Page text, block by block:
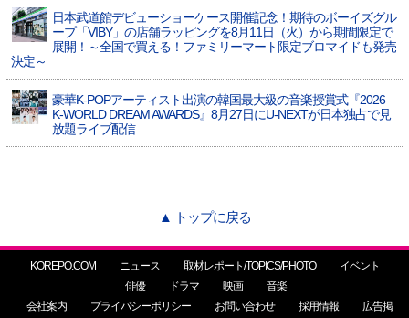
日本武道館デビューショーケース開催記念！期待のボーイズグル
ープ「VIBY」の店舗ラッピングを8月11日（火）から期間限定で
展開！～全国で買える！ファミリーマート限定ブロマイドも発売
決定～
豪華K-POPアーティスト出演の韓国最大級の音楽授賞式『2026
K-WORLD DREAM AWARDS』8月27日にU-NEXTが日本独占で見
放題ライブ配信
▲ トップに戻る
KOREPO.COM ニュース 取材レポート/TOPICS/PHOTO
イベント
俳優
ドラマ 映画
音楽
会社案内
プライバシーポリシー お問い合わせ 採用情報 広告掲